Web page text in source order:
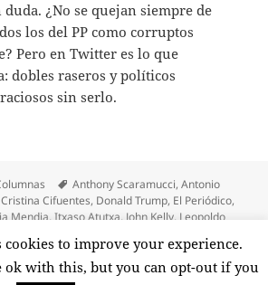
duda. ¿No se quejan siempre de
los del PP como corruptos
Pero en Twitter es lo que
dobles raseros y políticos
sin serlo.
Etiquetas
Anthony Scaramucci,Antonio
Cristina Cifuentes, Donald Trump, El Periódico,
Mendia,Itxaso Atutxa, John Kelly, Leopoldo
,Twitter, Venezuela
cookies to improve your experience.
ok with this, but you can opt-out if you